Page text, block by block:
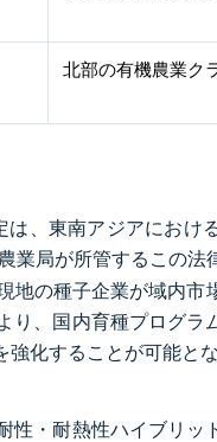
北部の有機農業ク
、東南アジアにおけ
業局が所管するこの
地の種子企業が域内
、国内育種プログラ
化することが可能とな
・耐熱性ハイブリッ